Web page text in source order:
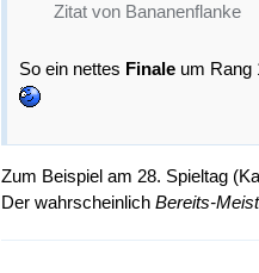
Zitat von Bananenflanke
So ein nettes Finale um Rang
Zum Beispiel am 28. Spieltag
Der wahrscheinlich Bereits-